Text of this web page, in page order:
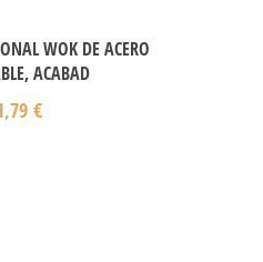
WOK DE ACERO
ACABAD
€